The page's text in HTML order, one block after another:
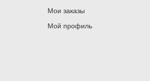
Мои заказы
Мой профиль